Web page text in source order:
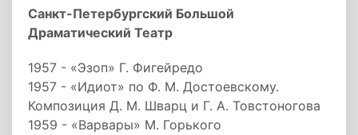
Санкт-Петербургский Большой
Драматический Театр
1957 - «Эзоп» Г. Фигейредо
1957 - «Идиот» по Ф. М. Достоевскому.
Композиция Д. М. Шварц и Г. А. Товстоногова
1959 - «Варвары» М. Горького